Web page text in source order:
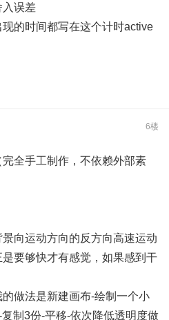
入误差
的时间都写在这个计时active
6楼
全手工制作，不依赖外部素
向运动方向的反方向高速运动
是要够快才有感觉，如果感到干
做法是新建画布-绘制一个小
制3份-平移-依次降低透明度做